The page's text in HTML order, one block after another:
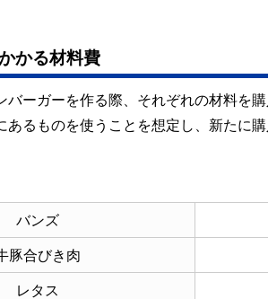
かる材料費
バーガーを作る際、それぞれの材料を
あるものを使うことを想定し、新たに購
バンズ
豚合びき肉
レタス